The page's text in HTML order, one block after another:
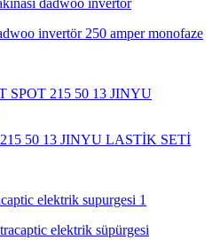
invertör 250 amper monofaze
50 13 JINYU LASTİK SETİ
elektrik süpürgesi